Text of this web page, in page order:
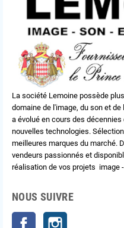
La société Lemoine possède
domaine de l'image, du son et
a évolué en cours des
nouvelles technologies.
meilleures marques du marché.
vendeurs passionnés et
réalisation de vos projets image
NOUS SUIVRE
Facebook